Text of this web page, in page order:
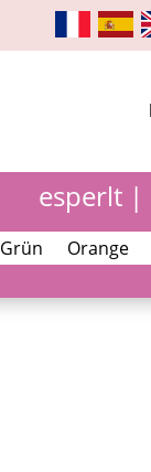
esperlt |
Grün Orange